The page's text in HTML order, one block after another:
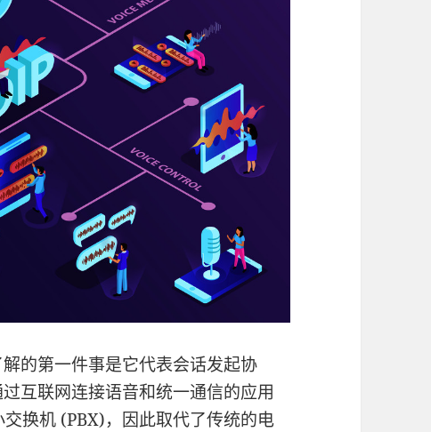
的第一件事是它代表会话发起协
互联网连接语音和统一通信的应用
换机 (PBX)，因此取代了传统的电